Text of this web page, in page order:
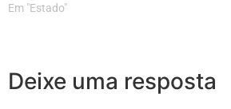
Em "Estado"
Deixe uma resposta